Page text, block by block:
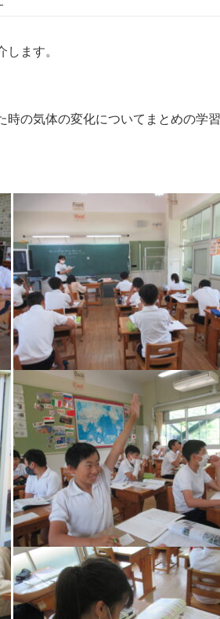
ます。
の気体の変化についてまとめの学